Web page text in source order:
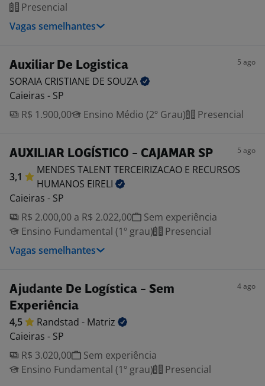
Presencial
Vagas semelhantes
Auxiliar De Logistica 5 ago
SORAIA CRISTIANE DE SOUZA
Caieiras - SP
R$ 1.900,00
Ensino Médio (2º Grau) Presencial
AUXILIAR LOGÍSTICO - CAJAMAR SP 5 ago
3,1
MENDES TALENT TERCEIRIZACAO E RECURSOS
HUMANOS EIRELI
Caieiras - SP
R$ 2.000,00 a R$ 2.022,00
Sem experiência
Ensino Fundamental (1º grau)
Presencial
Vagas semelhantes
Ajudante De Logística - Sem
Experiência
4 ago
4,5 Randstad - Matriz
Caieiras - SP
R$ 3.020,00
Sem experiência
Ensino Fundamental (1º grau)
Presencial